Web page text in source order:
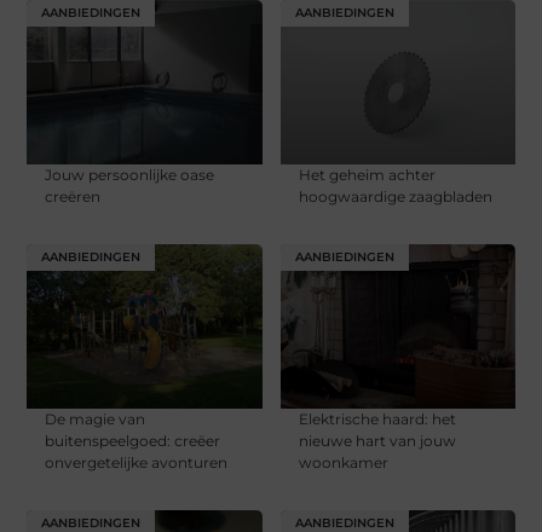
AANBIEDINGEN
Jouw persoonlijke oase
creëren
AANBIEDINGEN
Het geheim achter
hoogwaardige zaagbladen
AANBIEDINGEN
De magie van
buitenspeelgoed: creëer
onvergetelijke avonturen
AANBIEDINGEN
Elektrische haard: het
nieuwe hart van jouw
woonkamer
AANBIEDINGEN AANBIEDINGEN